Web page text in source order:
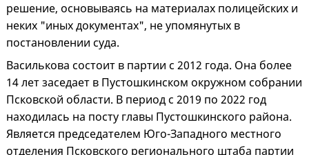
решение, основываясь на материалах полицейских и
неких "иных документах", не упомянутых в
постановлении суда.
Василькова состоит в партии с 2012 года. Она более
14 лет заседает в Пустошкинском окружном собрании
Псковской области. В период с 2019 по 2022 год
находилась на посту главы Пустошкинского района.
Является председателем Юго-Западного местного
отделения Псковского регионального штаба партии